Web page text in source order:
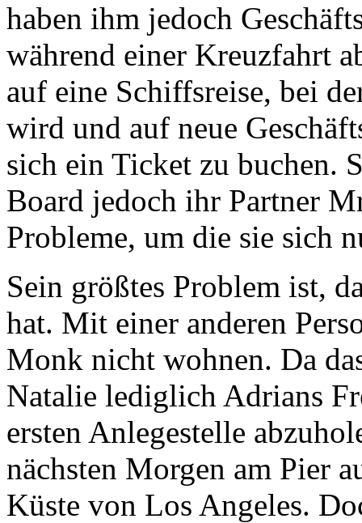
haben ihm jedoch
während einer Kreuzfahrt
auf eine Schiffsreise, bei
wird und auf neue
sich ein Ticket zu buchen.
Board jedoch ihr Partner
Probleme, um die sie sich
Sein größtes Problem ist,
hat. Mit einer anderen
Monk nicht wohnen. Da
Natalie lediglich Adrians
ersten Anlegestelle
nächsten Morgen am Pier
Küste von Los Angeles.